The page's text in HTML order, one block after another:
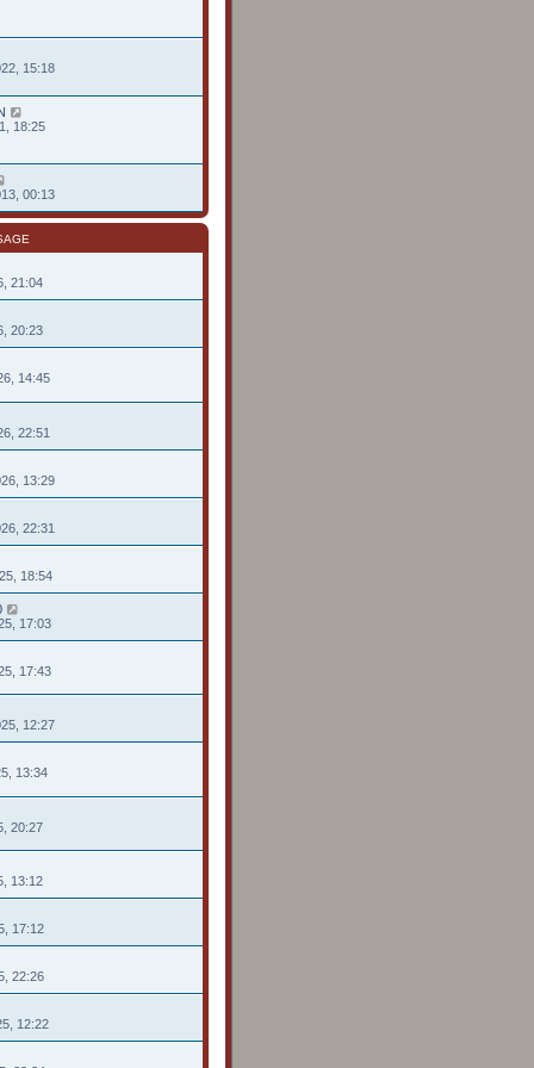
15:18
18:25
00:13
21:04
20:23
14:45
22:51
13:29
22:31
18:54
17:03
17:43
12:27
13:34
20:27
13:12
17:12
22:26
12:22